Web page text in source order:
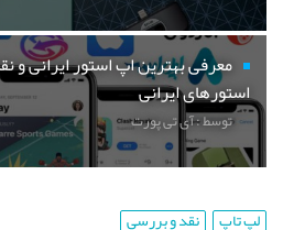
معرفی بهترین اپ استور ایرانی و
استورهای ایرانی
توسط : آی تی پورت
لپ تاپ نقد و بررسی